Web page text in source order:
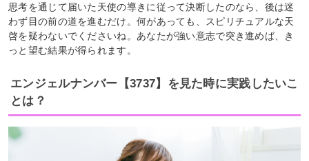
思考を通じて届いた天使の導きに従って決断したのなら、後は迷
わず目の前の道を進むだけ。何があっても、スピリチュアルな天
啓を疑わないでくださいね。あなたが強い意志で突き進めば、き
っと望む結果が得られます。
エンジェルナンバー【3737】を見た時に実践したいこ
とは？